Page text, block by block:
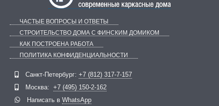
ЧАСТЫЕ ВОПРОСЫ И ОТВЕТЫ
СТРОИТЕЛЬСТВО ДОМА С ФИНСКИМ ДОМИКОМ
КАК ПОСТРОЕНА РАБОТА
ПОЛИТИКА КОНФИДЕНЦИАЛЬНОСТИ
Санкт-Петербург: +7 (812) 317-7-157
Москва: +7 (495) 150-2-162
Написать в WhatsApp